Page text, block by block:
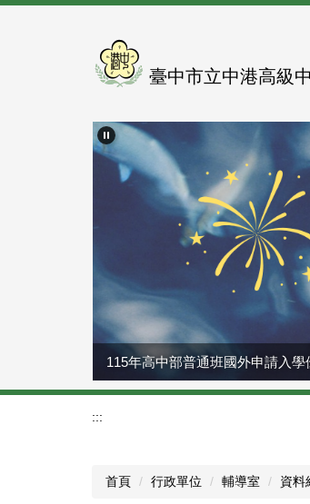
臺中市立中港高級
115年高中部普通班國外申請入學
:::
首頁 行政單位 輔導室 資料